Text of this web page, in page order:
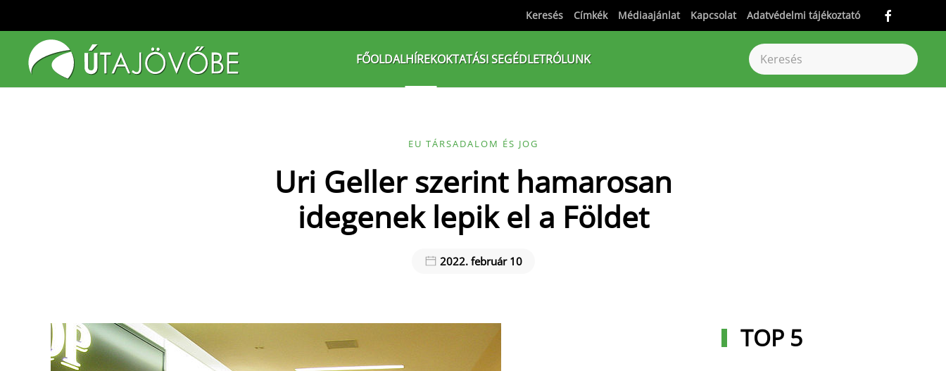
Fő tartalom átugrása
Keresés Címkék Médiaajánlat Kapcsolat Adatvédelmi tájékoztató
FŐOLDALHÍREKOKTATÁSI SEGÉDLETRÓLUNK
EU TÁRSADALOM ÉS JOG
Uri Geller szerint hamarosan
idegenek lepik el a Földet
2022. február 10
TOP 5